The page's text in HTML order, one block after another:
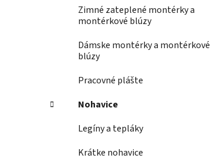
Zimné zateplené montérky a
montérkové blúzy
Dámske montérky a montérkové
blúzy
Pracovné plášte
Nohavice
Legíny a tepláky
Krátke nohavice